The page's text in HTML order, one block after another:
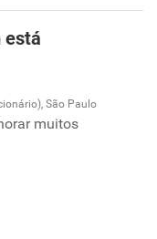
está
São Paulo
muitos